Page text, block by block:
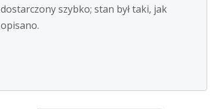
dostarczony szybko; stan był taki, jak
opisano.